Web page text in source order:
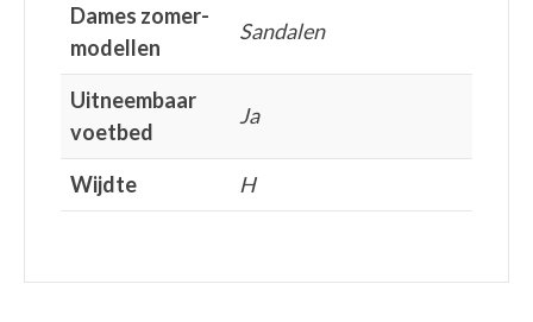
Dames zomer-
modellen
Sandalen
Uitneembaar
voetbed
Ja
Wijdte H